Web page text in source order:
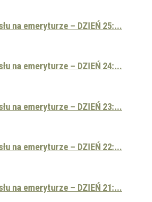
na emeryturze – DZIEŃ 25:...
na emeryturze – DZIEŃ 24:...
na emeryturze – DZIEŃ 23:...
na emeryturze – DZIEŃ 22:...
na emeryturze – DZIEŃ 21:...